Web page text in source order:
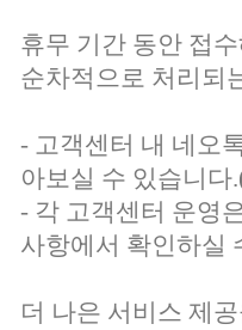
휴무 기간 동안 접
순차적으로 처리되
- 고객센터 내 네오
아보실 수 있습니다.
- 각 고객센터 운영
사항에서 확인하실
더 나은 서비스 제